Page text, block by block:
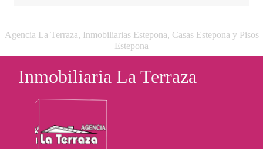
Agencia La Terraza, Inmobiliarias Estepona, Casas Estepona y Pisos
Estepona
Inmobiliaria La Terraza